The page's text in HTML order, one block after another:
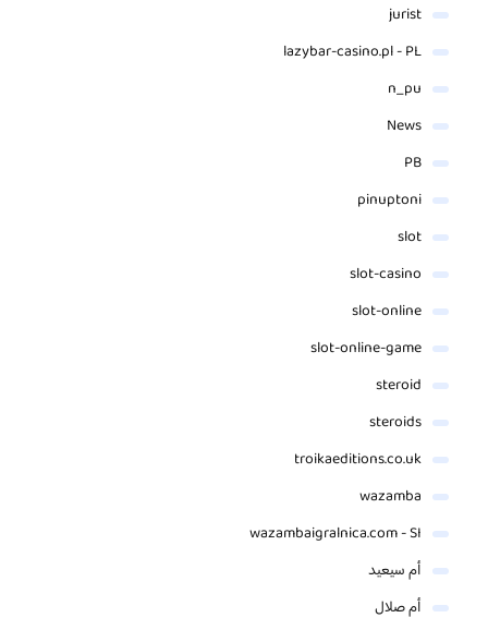
jurist
lazybar-casino.pl - PL
n_pu
News
PB
pinuptoni
slot
slot-casino
slot-online
slot-online-game
steroid
steroids
troikaeditions.co.uk
wazamba
wazambaigralnica.com - SI
أم سيعيد
أم صلال